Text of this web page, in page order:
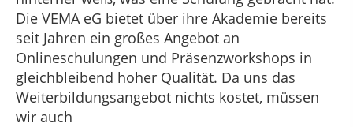
Die VEMA eG bietet über ihre Akademie bereits
seit Jahren ein großes Angebot an
Onlineschulungen und Präsenzworkshops in
gleichbleibend hoher Qualität. Da uns das
Weiterbildungsangebot nichts kostet, müssen
wir auch